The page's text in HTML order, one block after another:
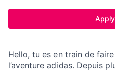
Hello, tu es en train de
l’aventure adidas. Depuis